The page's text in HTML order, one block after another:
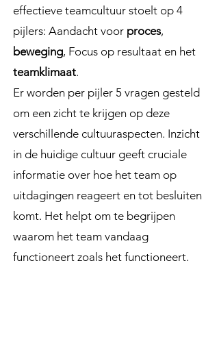
effectieve teamcultuur stoelt op 4
pijlers: Aandacht voor proces,
beweging, Focus op resultaat en het
teamklimaat.
Er worden per pijler 5 vragen gesteld
om een zicht te krijgen op deze
verschillende cultuuraspecten. Inzicht
in de huidige cultuur geeft cruciale
informatie over hoe het team op
uitdagingen reageert en tot besluiten
komt. Het helpt om te begrijpen
waarom het team vandaag
functioneert zoals het functioneert.